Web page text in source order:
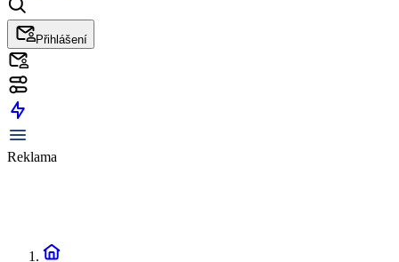
Přihlášení
Reklama